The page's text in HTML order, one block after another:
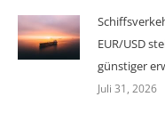
EUR/USD
günstiger
Juli 31, 2026